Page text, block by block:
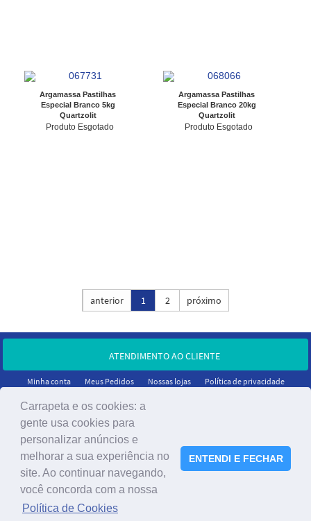
Argamassa Pastilhas
Especial Branco 5kg
Quartzolit
Produto Esgotado
Argamassa Pastilhas
Especial Branco 20kg
Quartzolit
Produto Esgotado
anterior 1 2 próximo
ATENDIMENTO AO CLIENTE
Minha conta Meus Pedidos Nossas lojas Política de privacidade
CNPJ: 05.466.732/0001-95
Carrapeta e os cookies: a
gente usa cookies para
personalizar anúncios e
melhorar a sua experiência no
site. Ao continuar navegando,
você concorda com a nossa
Política de Cookies
ENTENDI E FECHAR